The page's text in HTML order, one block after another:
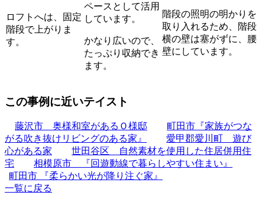
ロフトへは、固定
階段で上がりま
す。
ペースとして活用
しています。
かなり広いので、
たっぷり収納でき
ます。
階段の照明の明かりを
取り入れるため、階段
横の壁は塞がずに、腰
壁にしています。
この事例に近いテイスト
藤沢市 奥様和室があるＯ様邸
町田市『家族がつな
がる吹き抜けリビングのある家』
愛甲郡愛川町 遊び
心がある家
世田谷区 自然素材を使用した住居併用住
宅
相模原市 『回遊動線で暮らしやすい住まい』
町田市 『柔らかい光が降り注ぐ家』
一覧に戻る